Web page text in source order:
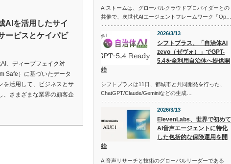
AIを活用したサイ
ービスとケイパビ
、ディープフェイク対
Safe）に基づいたデータ
を活用して、ビジネスとサ
、さまざまな業界の顧客企
AIストームは、グローバルクラウドプロバイダーとの
共催で、次世代AIエージェントフレームワーク「Op…
2026/3/13
シフトプラス、「自治体AI
zevo（ゼヴォ）」でGPT-
5.4を全利用自治体へ提供開
始
シフトプラスは11日、都城市と共同開発を行った、
ChatGPT/Claude/Geminiなどの生成…
2026/3/13
ElevenLabs、世界で初めて
AI音声エージェントに特化
した包括的な保険運用を開
始
AI音声リサーチと技術のグローバルリーダーである